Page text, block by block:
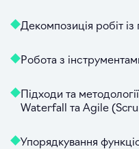
Декомпозиція робіт із
Робота з
Підходи та
Waterfall та Agile
Упорядкування